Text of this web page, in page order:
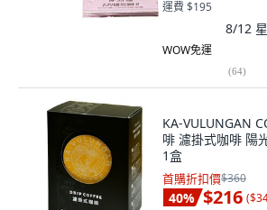
運費 $195
8/12
WOW免運
(64)
KA-VULUNGAN
啡 濾掛式咖啡 陽
1盒
首購折扣價$360
40% $216 (